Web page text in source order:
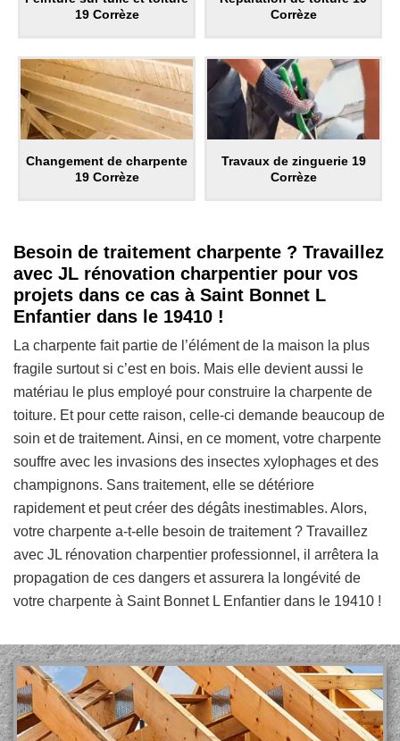
19 Corrèze
Corrèze
Changement de charpente
19 Corrèze
Travaux de zinguerie 19
Corrèze
Besoin de traitement charpente ? Travaillez
avec JL rénovation charpentier pour vos
projets dans ce cas à Saint Bonnet L
Enfantier dans le 19410 !
La charpente fait partie de l’élément de la maison la plus
fragile surtout si c’est en bois. Mais elle devient aussi le
matériau le plus employé pour construire la charpente de
toiture. Et pour cette raison, celle-ci demande beaucoup de
soin et de traitement. Ainsi, en ce moment, votre charpente
souffre avec les invasions des insectes xylophages et des
champignons. Sans traitement, elle se détériore
rapidement et peut créer des dégâts inestimables. Alors,
votre charpente a-t-elle besoin de traitement ? Travaillez
avec JL rénovation charpentier professionnel, il arrêtera la
propagation de ces dangers et assurera la longévité de
votre charpente à Saint Bonnet L Enfantier dans le 19410 !